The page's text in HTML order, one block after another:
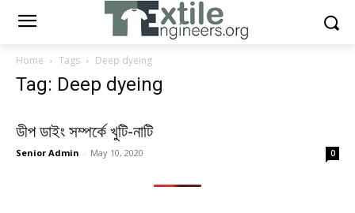
Home Tags Deep dyeing
Tag: Deep dyeing
ডীপ ডাইং সম্পর্কে খুটি-নাটি
Senior Admin - May 10, 2020 0